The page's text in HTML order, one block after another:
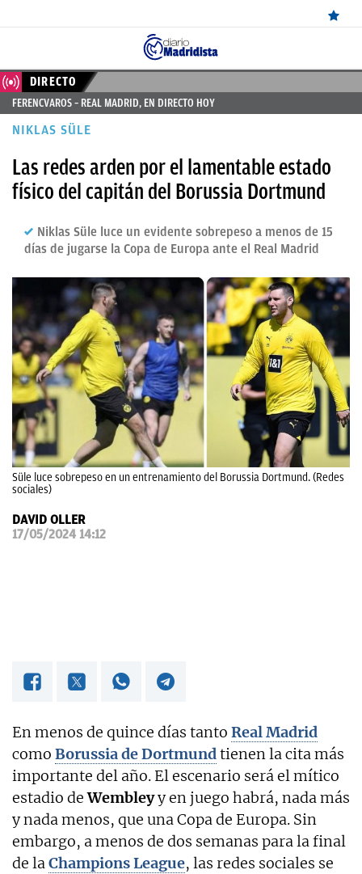
ÚLTIMAS
NOTICIAS
MADRID
BALONCESTO
CANTERA
DIRECTO
FEMENINO
PAPARAZZI
OKDIARIO
DIRECTO
FERENCVAROS – REAL MADRID, EN DIRECTO HOY
NIKLAS SÜLE
Las redes arden por el lamentable estado
físico del capitán del Borussia Dortmund
Niklas Süle luce un evidente sobrepeso a menos de 15
días de jugarse la Copa de Europa ante el Real Madrid
Süle luce sobrepeso en un entrenamiento del Borussia Dortmund. (Redes
sociales)
DAVID OLLER
17/05/2024 14:12
En menos de quince días tanto Real Madrid
como Borussia de Dortmundtienen la cita más
importante del año. El escenario será el mítico
estadio deWembleyy en juego habrá, nada más
y nada menos, que una Copa de Europa. Sin
embargo, a menos de dos semanas para la final
de laChampions League, las redes sociales se